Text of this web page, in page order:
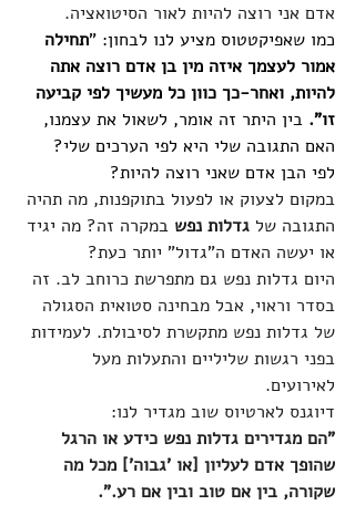
אדם אני רוצה להיות לאור הסיטואציה.
כמו שאפיקטטוס מציע לנו לבחון: "תחילה
אמור לעצמך איזה מין בן אדם רוצה אתה
להיות, ואחר-כך כוון כל מעשיך לפי קביעה
זו". בין היתר זה אומר, לשאול את עצמנו,
האם התגובה שלי היא לפי הערכים שלי?
לפי הבן אדם שאני רוצה להיות?
במקום לצעוק או לפעול בתוקפנות, מה תהיה
התגובה של גדלות נפש במקרה זה? מה יגיד
או יעשה האדם ה"גדול" יותר כעת?
היום גדלות נפש גם מתפרשת כרוחב לב. זה
בסדר וראוי, אבל מבחינה סטואית הסגולה
של גדלות נפש מתקשרת לסיבולת. לעמידות
בפני רגשות שליליים והתעלות מעל
לאירועים.
דיוגנס לארטיוס שוב מגדיר לנו:
"הם מגדירים גדלות נפש כידע או הרגל
שהופך אדם לעליון [או 'גבוה'] מכל מה
שקורה, בין אם טוב ובין אם רע.".